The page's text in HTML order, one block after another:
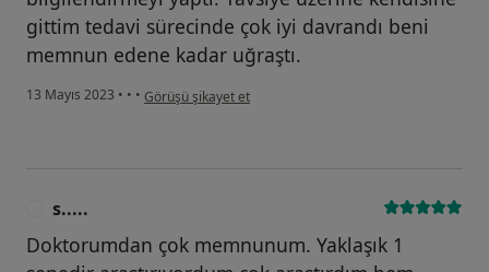
gittim tedavi sürecinde çok iyi davrandı beni
memnun edene kadar uğraştı.
13 Mayıs 2023 • • • kullanıcının görüşüne göre z.....
Görüşü şikayet et
s.....
Doktorumdan çok memnunum. Yaklaşık 1